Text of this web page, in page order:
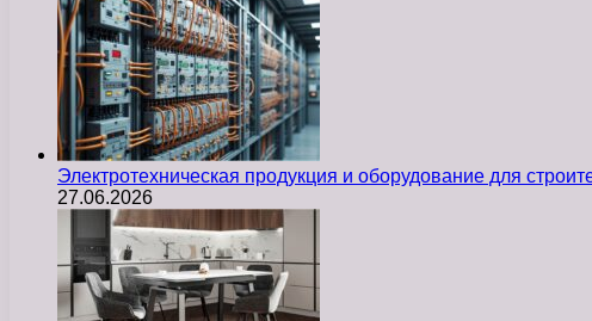
Электротехническая продукция и оборудование для
27.06.2026